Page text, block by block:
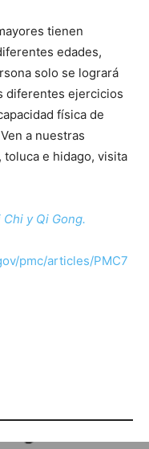
tienen
edades,
solo se logrará
diferentes ejercicios
física de
a nuestras
toluca e hidago, visita
Chi y Qi Gong.
pmc/articles/PMC7